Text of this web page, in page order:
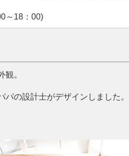
～18：00)
。
の設計士がデザインしました。